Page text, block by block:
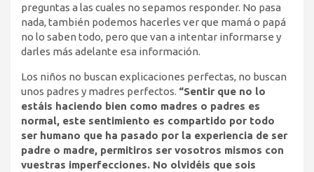
preguntas a las cuales no sepamos responder. No pasa
nada, también podemos hacerles ver que mamá o papá
no lo saben todo, pero que van a intentar informarse y
darles más adelante esa información.
Los niños no buscan explicaciones perfectas, no buscan
unos padres y madres perfectos. “Sentir que no lo
estáis haciendo bien como madres o padres es
normal, este sentimiento es compartido por todo
ser humano que ha pasado por la experiencia de ser
padre o madre, permitiros ser vosotros mismos con
vuestras imperfecciones. No olvidéis que sois